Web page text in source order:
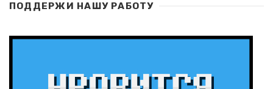
ПОДДЕРЖИ НАШУ РАБОТУ